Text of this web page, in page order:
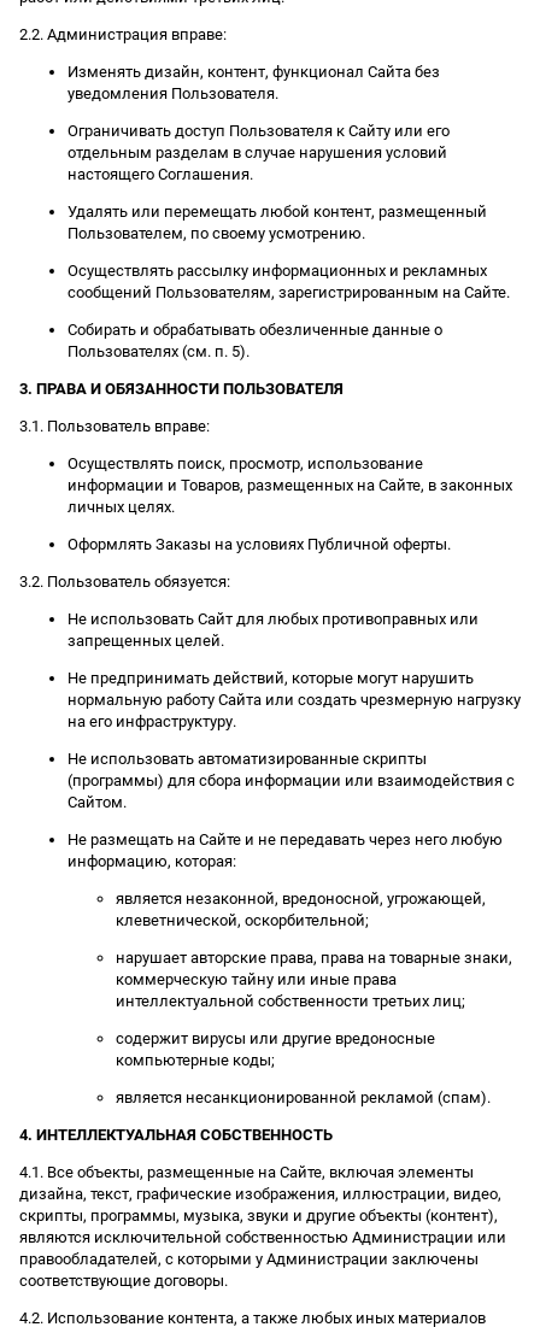
2.2. Администрация вправе:
Изменять дизайн, контент, функционал Сайта без
уведомления Пользователя.
Ограничивать доступ Пользователя к Сайту или его
отдельным разделам в случае нарушения условий
настоящего Соглашения.
Удалять или перемещать любой контент, размещенный
Пользователем, по своему усмотрению.
Осуществлять рассылку информационных и рекламных
сообщений Пользователям, зарегистрированным на Сайте.
Собирать и обрабатывать обезличенные данные о
Пользователях (см. п. 5).
3. ПРАВА И ОБЯЗАННОСТИ ПОЛЬЗОВАТЕЛЯ
3.1. Пользователь вправе:
Осуществлять поиск, просмотр, использование
информации и Товаров, размещенных на Сайте, в законных
личных целях.
Оформлять Заказы на условиях Публичной оферты.
3.2. Пользователь обязуется:
Не использовать Сайт для любых противоправных или
запрещенных целей.
Не предпринимать действий, которые могут нарушить
нормальную работу Сайта или создать чрезмерную нагрузку
на его инфраструктуру.
Не использовать автоматизированные скрипты
(программы) для сбора информации или взаимодействия с
Сайтом.
Не размещать на Сайте и не передавать через него любую
информацию, которая:
является незаконной, вредоносной, угрожающей,
клеветнической, оскорбительной;
нарушает авторские права, права на товарные знаки,
коммерческую тайну или иные права
интеллектуальной собственности третьих лиц;
содержит вирусы или другие вредоносные
компьютерные коды;
является несанкционированной рекламой (спам).
4. ИНТЕЛЛЕКТУАЛЬНАЯ СОБСТВЕННОСТЬ
4.1. Все объекты, размещенные на Сайте, включая элементы
дизайна, текст, графические изображения, иллюстрации, видео,
скрипты, программы, музыка, звуки и другие объекты (контент),
являются исключительной собственностью Администрации или
правообладателей, с которыми у Администрации заключены
соответствующие договоры.
4.2. Использование контента, а также любых иных материалов